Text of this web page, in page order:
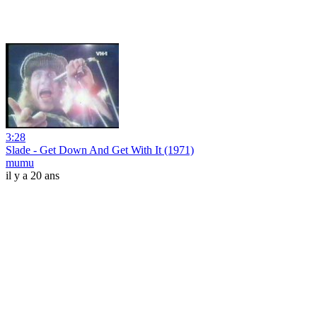
3:28
Slade - Get Down And Get With It (1971)
mumu
il y a 20 ans